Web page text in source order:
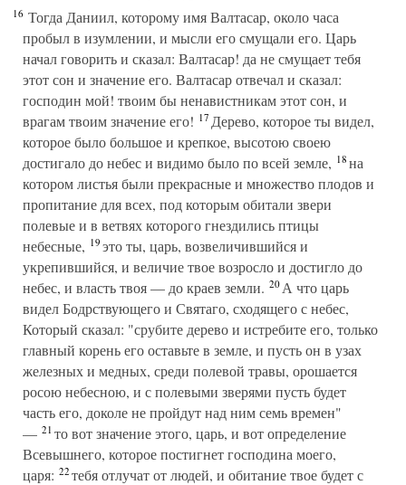
16 Тогда Даниил, которому имя Валтасар, около часа
пробыл в изумлении, и мысли его смущали его. Царь
начал говорить и сказал: Валтасар! да не смущает тебя
этот сон и значение его. Валтасар отвечал и сказал:
господин мой! твоим бы ненавистникам этот сон, и
врагам твоим значение его! 17Дерево, которое ты видел,
которое было большое и крепкое, высотою своею
достигало до небес и видимо было по всей земле, 18на
котором листья были прекрасные и множество плодов и
пропитание для всех, под которым обитали звери
полевые и в ветвях которого гнездились птицы
небесные, 19это ты, царь, возвеличившийся и
укрепившийся, и величие твое возросло и достигло до
небес, и власть твоя — до краев земли. 20А что царь
видел Бодрствующего и Святаго, сходящего с небес,
Который сказал: "срубите дерево и истребите его, только
главный корень его оставьте в земле, и пусть он в узах
железных и медных, среди полевой травы, орошается
росою небесною, и с полевыми зверями пусть будет
часть его, доколе не пройдут над ним семь времен"
— 21то вот значение этого, царь, и вот определение
Всевышнего, которое постигнет господина моего,
царя: 22тебя отлучат от людей, и обитание твое будет с